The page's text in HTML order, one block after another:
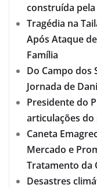
construída
Tragédia na
Após Ataque
Família
Do Campo dos
Jornada de
Presidente do
articulações
Caneta
Mercado e
Tratamento da
Desastres